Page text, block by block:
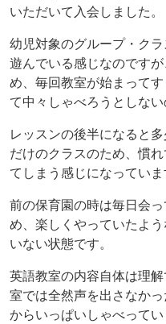
いただいて入会しました。
幼児対象のグループ・ク
遊んでいる感じなのです
め、毎回教室が始まって
て中々しゃべろうとしない
レッスンの後半になると
だけのクラスのため、慣
てしまう感じになっていま
前の保育園の時は毎日会
め、楽しくやっていたよ
いない状態です。
英語教室の内容自体は理
室では全然声を出さなか
からいっぱいしゃべってい